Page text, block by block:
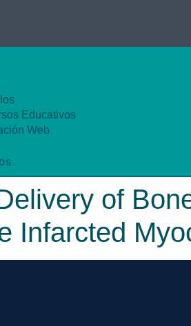
Educativos
Web
of
Infarcted